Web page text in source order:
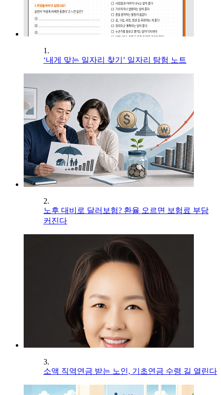
1.
‘내게 맞는 일자리 찾기’ 일자리 탐험 노트
2.
노후 대비로 달러보험? 환율 오르면 보험료 부담
커진다
3.
소액 직역연금 받는 노인, 기초연금 수령 길 열린다